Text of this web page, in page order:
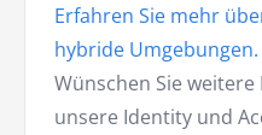
Erfahren Sie mehr
hybride Umgebungen.
Wünschen Sie
unsere Identity und